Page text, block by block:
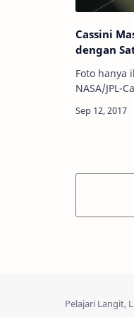
Cassini
dengan
Foto hanya
NASA/JPL-Caltech Info
Saturnus,